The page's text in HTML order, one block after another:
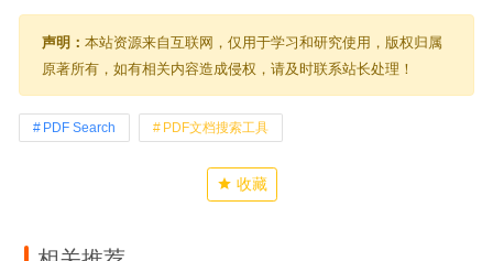
声明： 本站资源来自互联网，仅用于学习和研究使用，版权归属
原著所有，如有相关内容造成侵权，请及时联系站长处理！
PDF Search PDF文档搜索工具
收藏